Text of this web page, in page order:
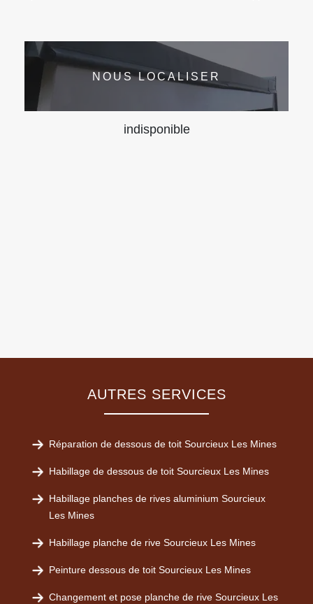
NOUS LOCALISER
indisponible
AUTRES SERVICES
Réparation de dessous de toit Sourcieux Les Mines
Habillage de dessous de toit Sourcieux Les Mines
Habillage planches de rives aluminium Sourcieux
Les Mines
Habillage planche de rive Sourcieux Les Mines
Peinture dessous de toit Sourcieux Les Mines
Changement et pose planche de rive Sourcieux Les